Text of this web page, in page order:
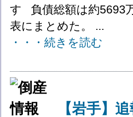
す 負債総額は約5693
表にまとめた。 ...
・・・続きを読む
【岩手】